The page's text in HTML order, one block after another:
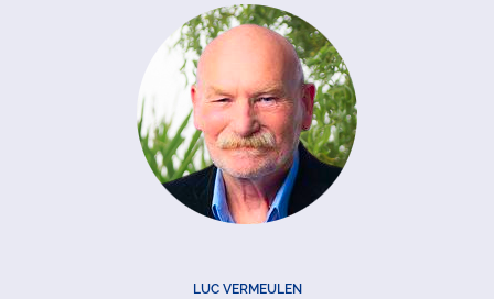
LUC VERMEULEN